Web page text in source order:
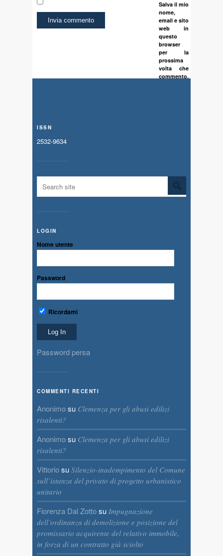
Salva il mio
nome,
email e sito
web in
questo
browser
per la
prossima
volta che
commento.
ISSN
2532-9634
LOGIN
Nome utente
Password
Ricordami
Password persa
COMMENTI RECENTI
Anonimosu Clemenza per gli abusi edilizi
risalenti?
Anonimosu Clemenza per gli abusi edilizi
risalenti?
Vittoriosu Silenzio-inadempimento del Comune
sull’istanza del privato di progetto urbanistico
unitario
Fiorenza Dal Zottosu Impugnazione
dell’ordinanza di demolizione e posizione del
promissario acquirente del relativo immobile,
in forza di un contratto già sciolto